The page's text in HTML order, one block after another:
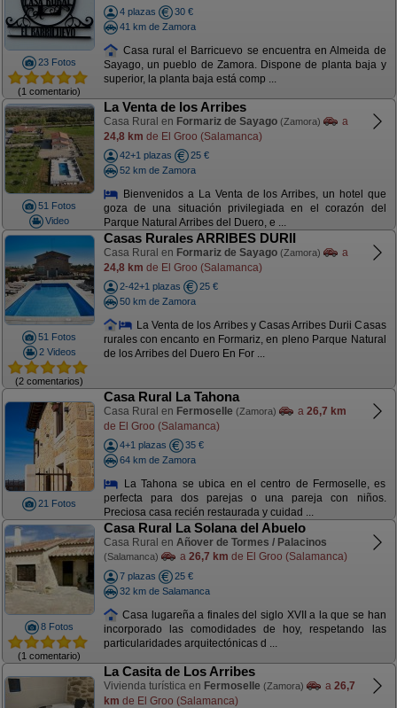
23 Fotos
(1 comentario)
4 plazas
30 €
41 km de Zamora
Casa rural el Barricuevo se encuentra en Almeida de
Sayago, un pueblo de Zamora. Dispone de planta baja y
superior, la planta baja está comp ...
51 Fotos
Video
La Venta de los Arribes
Casa Rural en Formariz de Sayago (Zamora)
a
24,8 km de El Groo (Salamanca)
42+1 plazas
25 €
52 km de Zamora
Bienvenidos a La Venta de los Arribes, un hotel que
goza de una situación privilegiada en el corazón del
Parque Natural Arribes del Duero, e ...
51 Fotos
2 Videos
(2 comentarios)
Casas Rurales ARRIBES DURII
Casa Rural en Formariz de Sayago (Zamora)
a
24,8 km de El Groo (Salamanca)
2-42+1 plazas
25 €
50 km de Zamora
La Venta de los Arribes y Casas Arribes Durii Casas
rurales con encanto en Formariz, en pleno Parque Natural
de los Arribes del Duero En For ...
21 Fotos
Casa Rural La Tahona
Casa Rural en Fermoselle (Zamora) a 26,7 km
de El Groo (Salamanca)
4+1 plazas
35 €
64 km de Zamora
La Tahona se ubica en el centro de Fermoselle, es
perfecta para dos parejas o una pareja con niños.
Preciosa casa recién restaurada y cuidad ...
8 Fotos
(1 comentario)
Casa Rural La Solana del Abuelo
Casa Rural en Añover de Tormes / Palacinos
(Salamanca) a 26,7 km de El Groo (Salamanca)
7 plazas
25 €
32 km de Salamanca
Casa lugareña a finales del siglo XVII a la que se han
incorporado las comodidades de hoy, respetando las
particularidades arquitectónicas d ...
La Casita de Los Arribes
Vivienda turística en Fermoselle (Zamora) a 26,7
km de El Groo (Salamanca)